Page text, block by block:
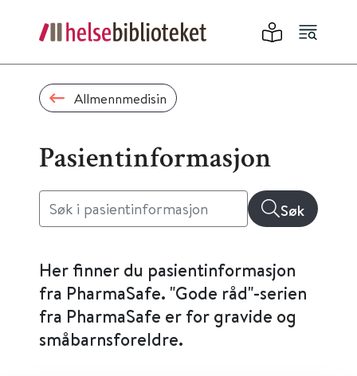
Allmennmedisin
Pasientinformasjon
Søk
Her finner du pasientinformasjon
fra PharmaSafe. "Gode råd"-serien
fra PharmaSafe er for gravide og
småbarnsforeldre.